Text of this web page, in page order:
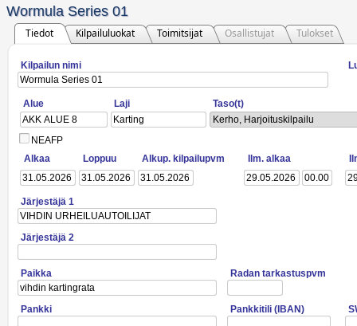
Wormula Series 01
Tiedot Kilpailuluokat Toimitsijat Osallistujat Tulokset
Kilpailun nimi
Alue Laji
Taso(t)
Kerho, Harjoituskilpailu
NEAFP
Alkaa
Loppuu Alkup. kilpailupvm Ilm. alkaa
Järjestäjä 1
Järjestäjä 2
Paikka Radan tarkastuspvm
Pankki Pankkitili (IBAN)